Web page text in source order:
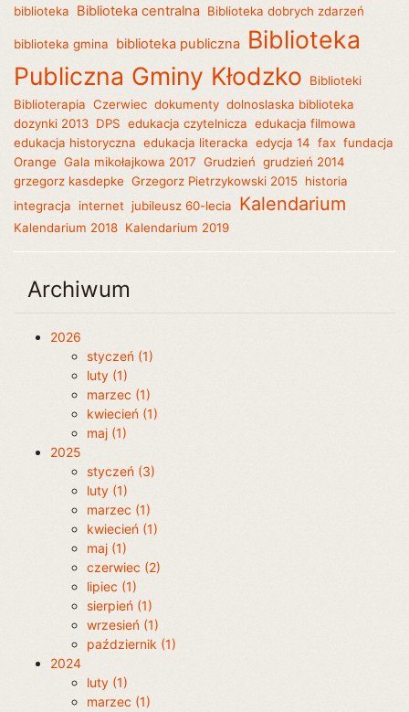
biblioteka Biblioteka centralna Biblioteka dobrych zdarzeń
biblioteka gmina biblioteka publiczna Biblioteka
Publiczna Gminy Kłodzko
Biblioteki
Biblioterapia Czerwiec dokumenty dolnoslaska biblioteka
dozynki 2013 DPS edukacja czytelnicza edukacja filmowa
edukacja historyczna edukacja literacka edycja 14 fax fundacja
Orange Gala mikołajkowa 2017 Grudzień grudzień 2014
grzegorz kasdepke Grzegorz Pietrzykowski 2015 historia
integracja
internet jubileusz 60-lecia Kalendarium
Kalendarium 2018 Kalendarium 2019
Archiwum
2026
styczeń (1)
luty (1)
marzec (1)
kwiecień (1)
maj (1)
2025
styczeń (3)
luty (1)
marzec (1)
kwiecień (1)
maj (1)
czerwiec (2)
lipiec (1)
sierpień (1)
wrzesień (1)
październik (1)
2024
luty (1)
marzec (1)